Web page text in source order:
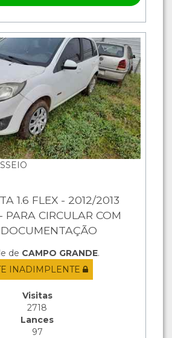
1.6 FLEX - 2012/2013
PARA CIRCULAR COM
de CAMPO GRANDE.
INADIMPLENTE
Visitas
2718
Lances
97